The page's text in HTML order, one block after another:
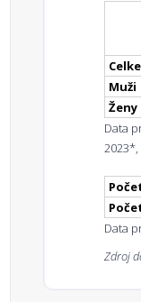
Muži
Ženy
Data
Data
Zdroj